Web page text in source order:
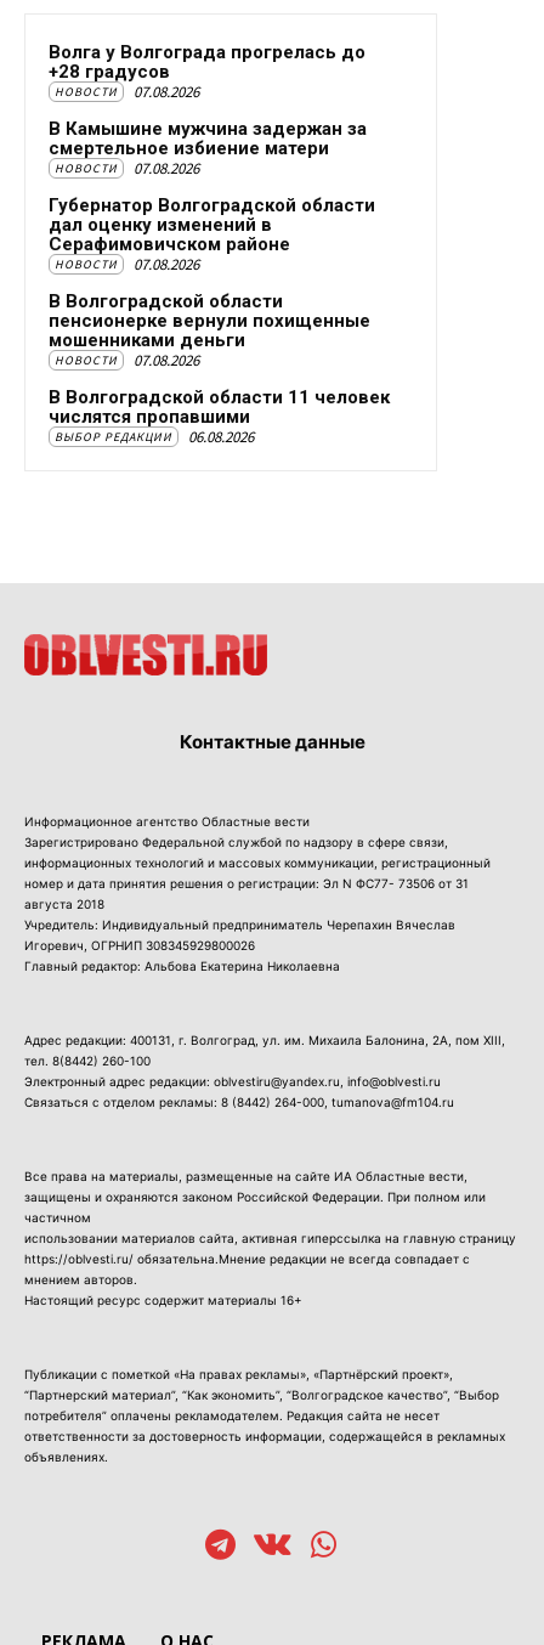
Волга у Волгограда прогрелась до
+28 градусов
НОВОСТИ 07.08.2026
В Камышине мужчина задержан за
смертельное избиение матери
НОВОСТИ 07.08.2026
Губернатор Волгоградской области
дал оценку изменений в
Серафимовичском районе
НОВОСТИ 07.08.2026
В Волгоградской области
пенсионерке вернули похищенные
мошенниками деньги
НОВОСТИ 07.08.2026
В Волгоградской области 11 человек
числятся пропавшими
ВЫБОР РЕДАКЦИИ 06.08.2026
Контактные данные
Информационное агентство Областные вести
Зарегистрировано Федеральной службой по надзору в сфере связи,
информационных технологий и массовых коммуникации, регистрационный
номер и дата принятия решения о регистрации: Эл N ФС77- 73506 от 31
августа 2018
Учредитель: Индивидуальный предприниматель Черепахин Вячеслав
Игоревич, ОГРНИП 308345929800026
Главный редактор: Альбова Екатерина Николаевна
Адрес редакции: 400131, г. Волгоград, ул. им. Михаила Балонина, 2А, пом XIII,
тел. 8(8442) 260-100
Электронный адрес редакции: oblvestiru@yandex.ru, info@oblvesti.ru
Связаться с отделом рекламы: 8 (8442) 264-000 , tumanova@fm104.ru
Все права на материалы, размещенные на сайте ИА Областные вести,
защищены и охраняются законом Российской Федерации. При полном или
частичном
использовании материалов сайта, активная гиперссылка на главную страницу
https://oblvesti.ru/ обязательна.Мнение редакции не всегда совпадает с
мнением авторов.
Настоящий ресурс содержит материалы 16+
Публикации с пометкой «На правах рекламы», «Партнёрский проект»,
“Партнерский материал”, “Как экономить”, “Волгоградское качество”, “Выбор
потребителя” оплачены рекламодателем. Редакция сайта не несет
ответственности за достоверность информации, содержащейся в рекламных
объявлениях.
РЕКЛАМА О НАС